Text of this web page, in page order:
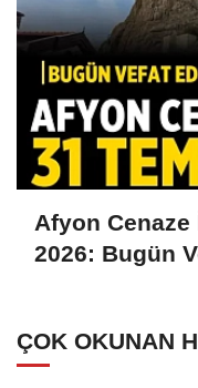
Afyon Cenaze
2026: Bugün
ÇOK OKUNAN